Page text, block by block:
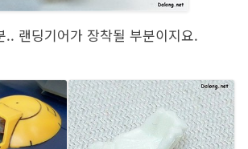
.. 랜딩기어가 장착될 부분이지요.